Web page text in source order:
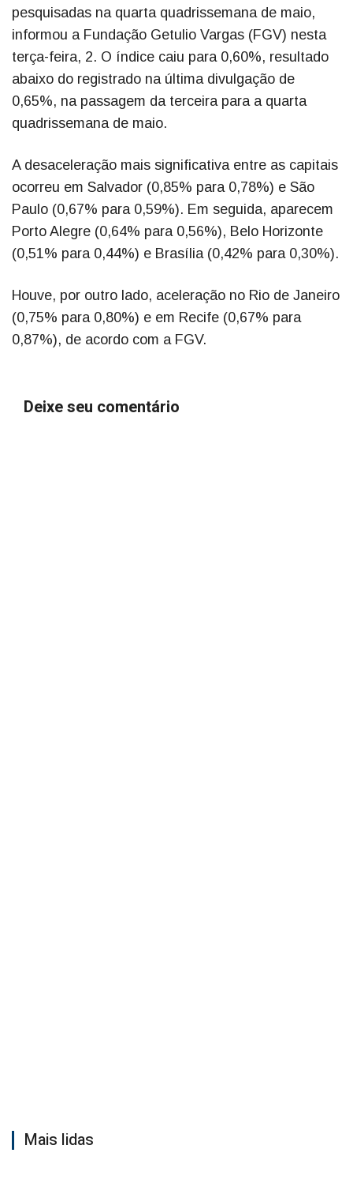
pesquisadas na quarta quadrissemana de maio,
informou a Fundação Getulio Vargas (FGV) nesta
terça-feira, 2. O índice caiu para 0,60%, resultado
abaixo do registrado na última divulgação de
0,65%, na passagem da terceira para a quarta
quadrissemana de maio.
A desaceleração mais significativa entre as capitais
ocorreu em Salvador (0,85% para 0,78%) e São
Paulo (0,67% para 0,59%). Em seguida, aparecem
Porto Alegre (0,64% para 0,56%), Belo Horizonte
(0,51% para 0,44%) e Brasília (0,42% para 0,30%).
Houve, por outro lado, aceleração no Rio de Janeiro
(0,75% para 0,80%) e em Recife (0,67% para
0,87%), de acordo com a FGV.
Deixe seu comentário
Mais lidas